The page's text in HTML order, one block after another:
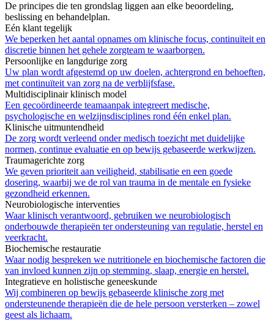
De principes die ten grondslag liggen aan elke beoordeling,
beslissing en behandelplan.
Eén klant tegelijk
We beperken het aantal opnames om klinische focus, continuïteit en
discretie binnen het gehele zorgteam te waarborgen.
Persoonlijke en langdurige zorg
Uw plan wordt afgestemd op uw doelen, achtergrond en behoeften,
met continuïteit van zorg na de verblijfsfase.
Multidisciplinair klinisch model
Een gecoördineerde teamaanpak integreert medische,
psychologische en welzijnsdisciplines rond één enkel plan.
Klinische uitmuntendheid
De zorg wordt verleend onder medisch toezicht met duidelijke
normen, continue evaluatie en op bewijs gebaseerde werkwijzen.
Traumagerichte zorg
We geven prioriteit aan veiligheid, stabilisatie en een goede
dosering, waarbij we de rol van trauma in de mentale en fysieke
gezondheid erkennen.
Neurobiologische interventies
Waar klinisch verantwoord, gebruiken we neurobiologisch
onderbouwde therapieën ter ondersteuning van regulatie, herstel en
veerkracht.
Biochemische restauratie
Waar nodig bespreken we nutritionele en biochemische factoren die
van invloed kunnen zijn op stemming, slaap, energie en herstel.
Integratieve en holistische geneeskunde
Wij combineren op bewijs gebaseerde klinische zorg met
ondersteunende therapieën die de hele persoon versterken – zowel
geest als lichaam.